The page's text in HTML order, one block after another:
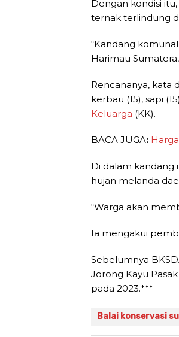
Dengan kondisi
ternak terlindung
“Kandang
Harimau
Rencananya, kata
kerbau (15), sapi
Keluarga (KK).
BACA JUGA:
Di dalam kandang
hujan melanda
“Warga akan
Ia mengakui
Sebelumnya
Jorong Kayu
pada 2023.***
Balai konservasi